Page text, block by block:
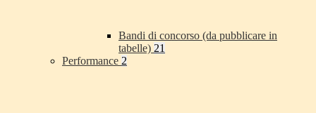
Bandi di concorso (da pubblicare in
tabelle) 21
Performance 2